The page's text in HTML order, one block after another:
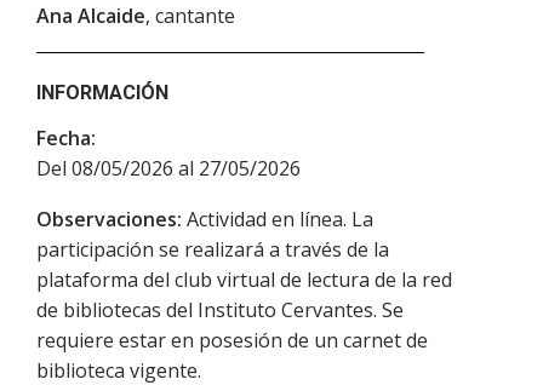
Ana Alcaide, cantante
INFORMACIÓN
Fecha:
Del 08/05/2026 al 27/05/2026
Observaciones: Actividad en línea. La
participación se realizará a través de la
plataforma del club virtual de lectura de la red
de bibliotecas del Instituto Cervantes. Se
requiere estar en posesión de un carnet de
biblioteca vigente.